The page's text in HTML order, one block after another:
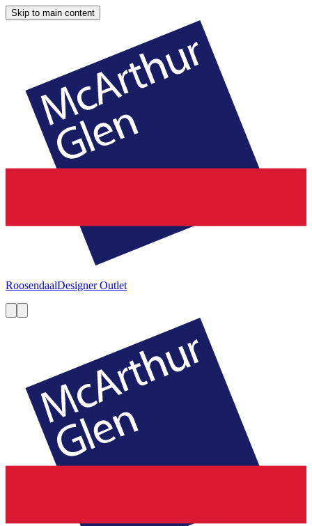
Skip to main content
RoosendaalDesigner Outlet